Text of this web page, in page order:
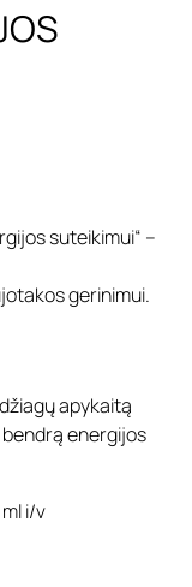
suteikimui“ –
gerinimui.
apykaitą
energijos
i/v